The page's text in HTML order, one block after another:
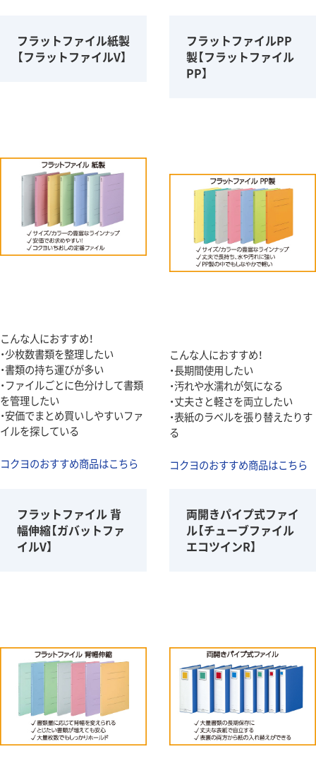
フラットファイル紙製
【フラットファイルV】
こんな人におすすめ！
・少枚数書類を整理したい
・書類の持ち運びが多い
・ファイルごとに色分けして書類
を管理したい
・安価でまとめ買いしやすいファ
イルを探している
コクヨのおすすめ商品はこちら
フラットファイルPP
製【フラットファイル
PP】
こんな人におすすめ！
・長期間使用したい
・汚れや水濡れが気になる
・丈夫さと軽さを両立したい
・表紙のラベルを張り替えたりす
る
コクヨのおすすめ商品はこちら
フラットファイル 背
幅伸縮【ガバットファ
イルV】
両開きパイプ式ファイ
ル【チューブファイル
エコツインR】